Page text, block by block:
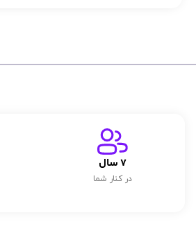
در کنار شما
7